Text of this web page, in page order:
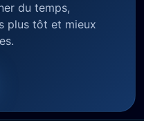
du temps,
plus tôt et mieux